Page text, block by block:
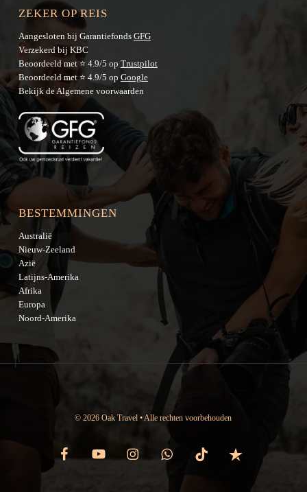
ZEKER OP REIS
Aangesloten bij Garantiefonds GFG
Verzekerd bij KBC
Beoordeeld met ⭐ 4.9/5 op Trustpilot
Beoordeeld met ⭐ 4.9/5 op Google
Bekijk deAlgemene voorwaarden
BESTEMMINGEN
Australië
Nieuw-Zeeland
Azië
Latijns-Amerika
Afrika
Europa
Noord-Amerika
© 2026 Oak Travel • Alle rechten voorbehouden
facebook youtube instagram whatsapp tiktok trustpilot